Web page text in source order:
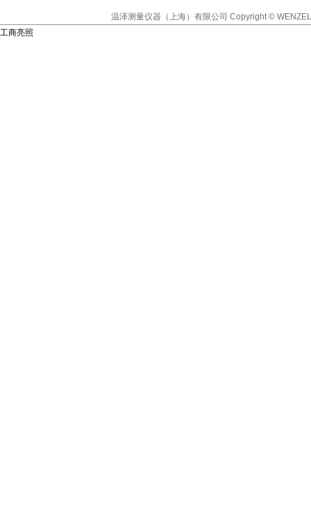
温泽测量仪器（上海）有限公司 Copyright ©
工商亮照